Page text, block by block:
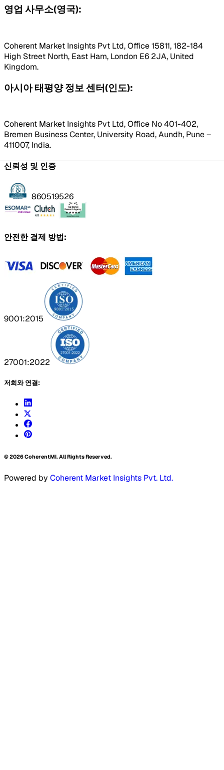
영업 사무소(영국):
Coherent Market Insights Pvt Ltd, Office 15811, 182-184
High Street North, East Ham, London E6 2JA, United
Kingdom.
아시아 태평양 정보 센터(인도):
Coherent Market Insights Pvt Ltd, Office No 401-402,
Bremen Business Center, University Road, Aundh, Pune –
411007, India.
신뢰성 및 인증
860519526
안전한 결제 방법:
9001:2015
27001:2022
저희와 연결:
©2026CoherentMI. All Rights Reserved.
Powered by Coherent Market Insights Pvt. Ltd.